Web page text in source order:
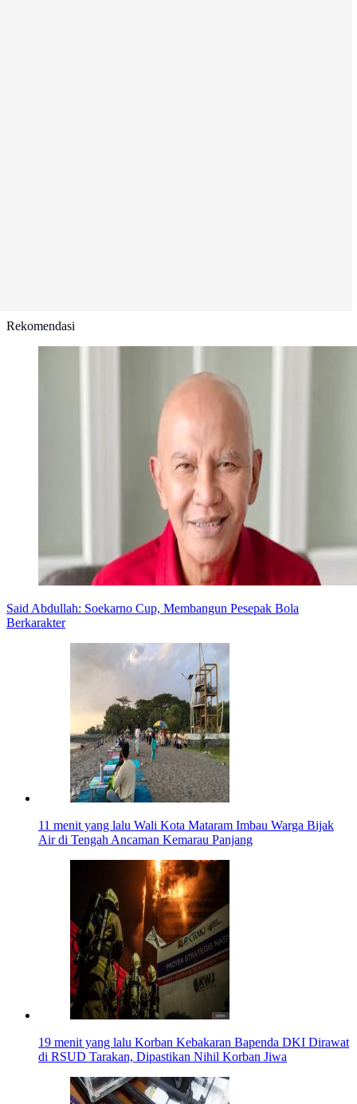
Rekomendasi
Said Abdullah: Soekarno Cup, Membangun Pesepak Bola
Berkarakter
11 menit yang lalu Wali Kota Mataram Imbau Warga Bijak
Air di Tengah Ancaman Kemarau Panjang
19 menit yang lalu Korban Kebakaran Bapenda DKI Dirawat
di RSUD Tarakan, Dipastikan Nihil Korban Jiwa